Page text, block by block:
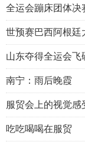
全运会蹦床团体决
世预赛巴西阿根廷
山东夺得全运会
南宁：雨后晚霞
服贸会上的视觉感
吃吃喝喝在服贸